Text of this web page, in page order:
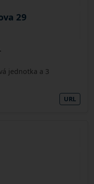
29
jednotka a 3
URL